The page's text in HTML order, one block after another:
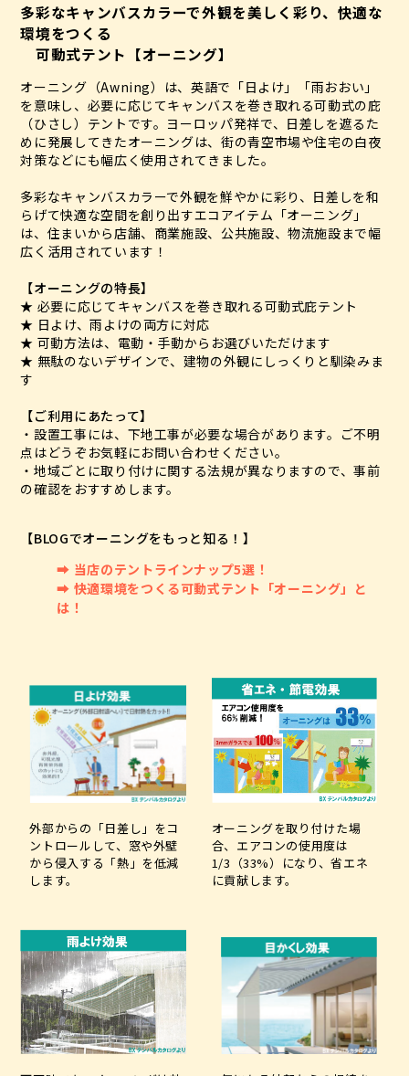
多彩なキャンバスカラーで外観を美しく彩り、快適な
環境をつくる
可動式テント【オーニング】
オーニング（Awning）は、英語で「日よけ」「雨おおい」
を意味し、必要に応じてキャンバスを巻き取れる可動式の庇
（ひさし）テントです。ヨーロッパ発祥で、日差しを遮るた
めに発展してきたオーニングは、街の青空市場や住宅の白夜
対策などにも幅広く使用されてきました。
多彩なキャンバスカラーで外観を鮮やかに彩り、日差しを和
らげて快適な空間を創り出すエコアイテム「オーニング」
は、住まいから店舗、商業施設、公共施設、物流施設まで幅
広く活用されています！
【オーニングの特長】
★ 必要に応じてキャンバスを巻き取れる可動式庇テント
★ 日よけ、雨よけの両方に対応
★ 可動方法は、電動・手動からお選びいただけます
★ 無駄のないデザインで、建物の外観にしっくりと馴染みま
す
【ご利用にあたって】
・設置工事には、下地工事が必要な場合があります。ご不明
点はどうぞお気軽にお問い合わせください。
・地域ごとに取り付けに関する法規が異なりますので、事前
の確認をおすすめします。
【BLOGでオーニングをもっと知る！】
➡ 当店のテントラインナップ5選！
➡ 快適環境をつくる可動式テント「オーニング」と
は！
外部からの「日差し」をコ
ントロールして、窓や外壁
から侵入する「熱」を低減
します。
オーニングを取り付けた場
合、エアコンの使用度は
1/3（33%）になり、省エネ
に貢献します。